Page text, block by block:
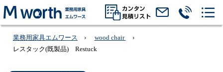
業務用家具エムワース
wood chair
レスタック(既製品) Restuck